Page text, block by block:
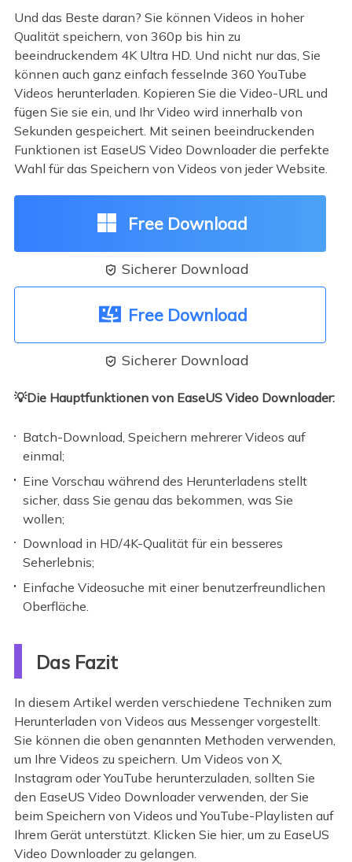
Und das Beste daran? Sie können Videos in hoher
Qualität speichern, von 360p bis hin zu
beeindruckendem 4K Ultra HD. Und nicht nur das, Sie
können auch ganz einfach fesselnde 360 YouTube
Videos herunterladen. Kopieren Sie die Video-URL und
fügen Sie sie ein, und Ihr Video wird innerhalb von
Sekunden gespeichert. Mit seinen beeindruckenden
Funktionen ist EaseUS Video Downloader die perfekte
Wahl für das Speichern von Videos von jeder Website.
Free Download
 Sicherer Download
Free Download
 Sicherer Download
💡Die Hauptfunktionen von EaseUS Video Downloader:
Batch-Download, Speichern mehrerer Videos auf
einmal;
Eine Vorschau während des Herunterladens stellt
sicher, dass Sie genau das bekommen, was Sie
wollen;
Download in HD/4K-Qualität für ein besseres
Seherlebnis;
Einfache Videosuche mit einer benutzerfreundlichen
Oberfläche.
Das Fazit
In diesem Artikel werden verschiedene Techniken zum
Herunterladen von Videos aus Messenger vorgestellt.
Sie können die oben genannten Methoden verwenden,
um Ihre Videos zu speichern. Um Videos von X,
Instagram oder YouTube herunterzuladen, sollten Sie
den EaseUS Video Downloader verwenden, der Sie
beim Speichern von Videos und YouTube-Playlisten auf
Ihrem Gerät unterstützt. Klicken Sie hier, um zu EaseUS
Video Downloader zu gelangen.